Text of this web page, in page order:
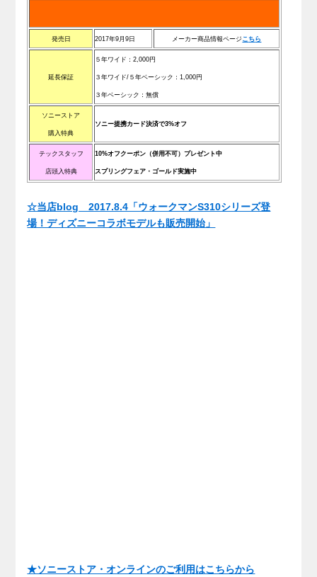
発売日 2017年9月9日 メーカー商品情報ページこちら
延長保証
５年ワイド：2,000円
３年ワイド/ ５年ベーシック ：1,000円
３年ベーシック ：無償
ソニーストア
購入特典
ソニー提携カード決済で3%オフ
テックスタッフ
店頭入特典
10%オフクーポン（併用不可）プレゼント中
スプリングフェア・ゴールド実施中
☆当店blog 2017.8.4「ウォークマンS310シリーズ登
場！ディズニーコラボモデルも販売開始」
★ソニーストア・オンラインのご利用はこちらから